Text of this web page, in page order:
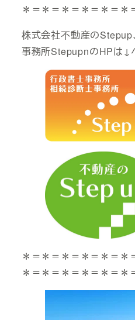
＊＝＊＝＊＝＊＝＊＝＊
株式会社不動産のStepup
事務所StepupnのHPは↓
＊＝＊＝＊＝＊＝＊＝＊
＊＝＊＝＊＝＊＝＊＝＊